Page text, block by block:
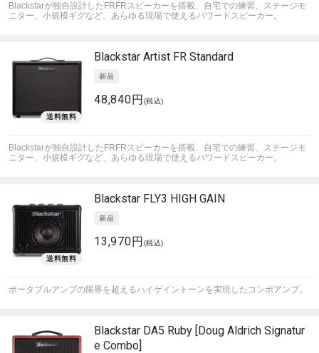
Blackstarが独自設計したFRFRスピーカーを搭載、自宅での練習、ステージモ
ニター、小規模ギグなど、あらゆる現場で使えるパワードスピーカー。
Blackstar Artist FR Standard
48,840円 (税込)
Blackstarが独自設計したFRFRスピーカーを搭載、自宅での練習、ステージモ
ニター、小規模ギグなど、あらゆる現場で使えるパワードスピーカー。
Blackstar FLY3 HIGH GAIN
13,970円 (税込)
ポータブルアンプの限界を超えるハイゲイントーンを実現したコンボアンプ。
Blackstar DA5 Ruby [Doug Aldrich Signatur
e Combo]